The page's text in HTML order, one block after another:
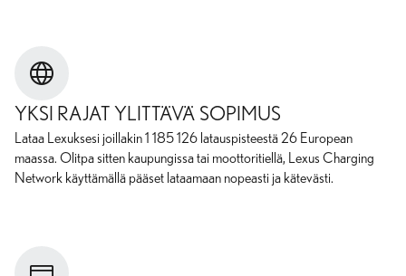
YKSI RAJAT YLITTÄVÄ SOPIMUS
Lataa Lexuksesi joillakin1 185 126 latauspisteestä26 European
maassa. Olitpa sitten kaupungissa tai moottoritiellä, Lexus Charging
Network käyttämällä pääset lataamaan nopeasti ja kätevästi.